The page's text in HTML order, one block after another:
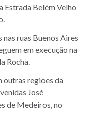
Estrada Belém Velho
ruas Buenos Aires
em execução na
Rocha.
outras regiões da
José
de Medeiros, no